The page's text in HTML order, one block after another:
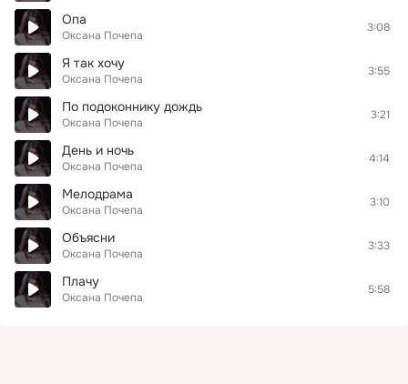
Опа
Оксана Почепа
3:08
Я так хочу
Оксана Почепа
3:55
По подоконнику дождь
Оксана Почепа
3:21
День и ночь
Оксана Почепа
4:14
Мелодрама
Оксана Почепа
3:10
Объясни
Оксана Почепа
3:33
Плачу
Оксана Почепа
5:58